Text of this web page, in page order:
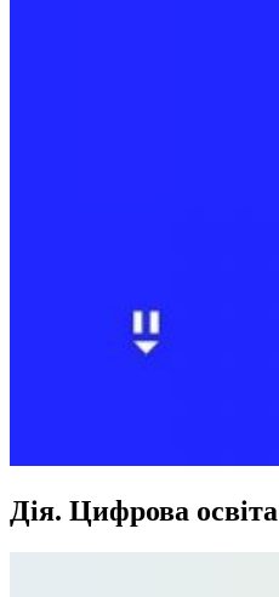
Дія. Цифрова освіта